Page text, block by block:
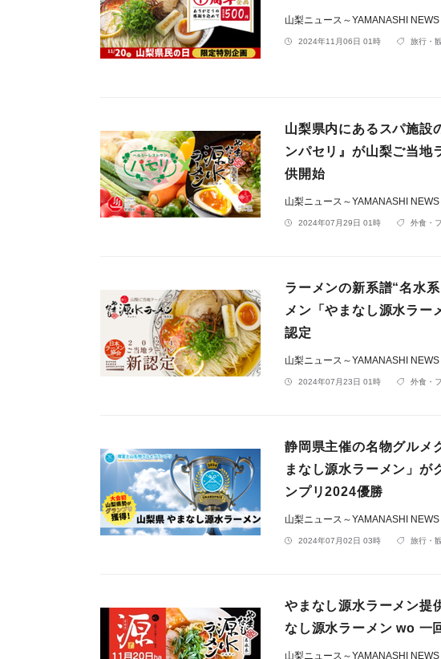
山梨ニュース～YAMANASHI NEWS
2024年11月06日 01時 旅行・
山梨県内にあるスパ施設
ンパセリ』が山梨ご当地
供開始
山梨ニュース～YAMANASHI NEWS
2024年07月29日 01時 外食・
ラーメンの新系譜“名水
メン「やまなし源水ラー
認定
山梨ニュース～YAMANASHI NEWS
2024年07月23日 01時 外食・
静岡県主催の名物グルメ
まなし源水ラーメン」が
ンプリ2024優勝
山梨ニュース～YAMANASHI NEWS
2024年07月02日 03時 旅行・
やまなし源水ラーメン提
なし源水ラーメン wo 一
山梨ニュース～YAMANASHI NEWS